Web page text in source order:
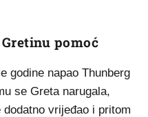
pomoć
godine napao Thunberg
se Greta narugala,
vrijeđao i pritom